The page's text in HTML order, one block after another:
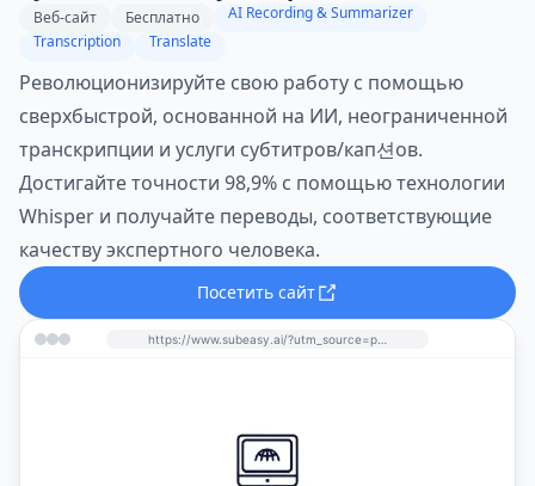
основе ИИ
Веб-сайт Бесплатно
AI Recording & Summarizer
Transcription
Translate
Революционизируйте свою работу с помощью
сверхбыстрой, основанной на ИИ, неограниченной
транскрипции и услуги субтитров/кап션ов.
Достигайте точности 98,9% с помощью технологии
Whisper и получайте переводы, соответствующие
качеству экспертного человека.
Посетить сайт